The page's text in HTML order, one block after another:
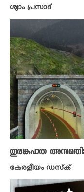
ശ്യാം പ്രസാദ്
തുരങ്കപാത
കേരളീയം ഡസ്ക്